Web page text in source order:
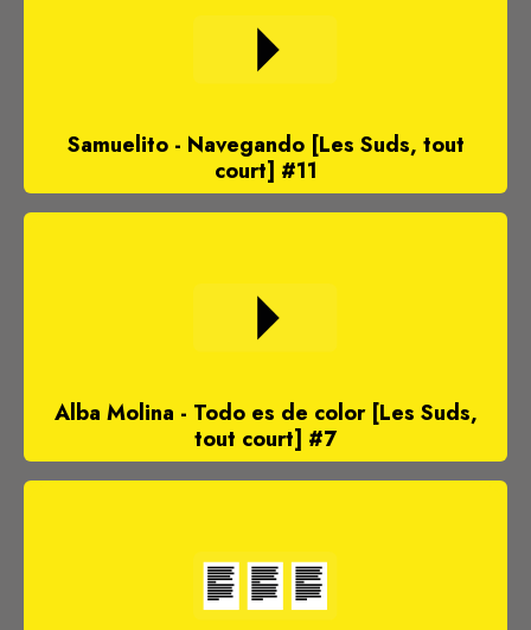
Samuelito - Navegando [Les Suds, tout
court] #11
Alba Molina - Todo es de color [Les Suds,
tout court] #7